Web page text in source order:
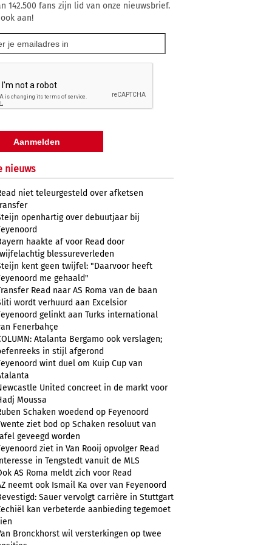
142.500 fans zijn lid van onze nieuwsbrief.
aan!
nieuws
niet teleurgesteld over afketsen
openhartig over debuutjaar bij
haakte af voor Read door
blessureverleden
kent geen twijfel: "Daarvoor heeft
me gehaald"
Read naar AS Roma van de baan
wordt verhuurd aan Excelsior
gelinkt aan Turks international
Fenerbahçe
Atalanta Bergamo ook verslagen;
in stijl afgerond
wint duel om Kuip Cup van
United concreet in de markt voor
Moussa
Schaken woedend op Feyenoord
ziet bod op Schaken resoluut van
geveegd worden
ziet in Van Rooij opvolger Read
in Tengstedt vanuit de MLS
AS Roma meldt zich voor Read
neemt ook Ismail Ka over van Feyenoord
Sauer vervolgt carrière in Stuttgart
kan verbeterde aanbieding tegemoet
Bronckhorst wil versterkingen op twee